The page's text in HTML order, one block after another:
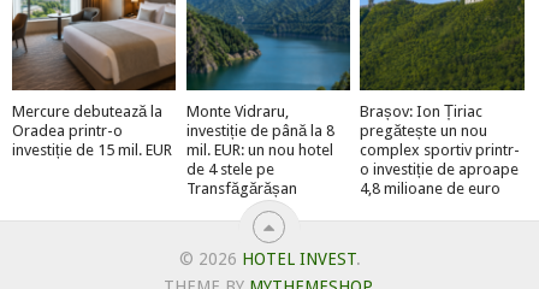
Mercure debutează la
Oradea printr-o
investiție de 15 mil. EUR
Monte Vidraru,
investiție de până la 8
mil. EUR: un nou hotel
de 4 stele pe
Transfăgărășan
Brașov: Ion Țiriac
pregătește un nou
complex sportiv printr-
o investiție de aproape
4,8 milioane de euro
© 2026 HOTEL INVEST.